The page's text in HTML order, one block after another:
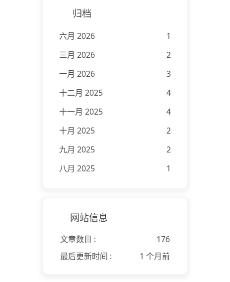
归档
六月 2026
1
三月 2026
2
一月 2026
3
十二月 2025
4
十一月 2025
4
十月 2025
2
九月 2025
2
八月 2025
1
网站信息
文章数目 :
176
最后更新时间 :
1 个月前